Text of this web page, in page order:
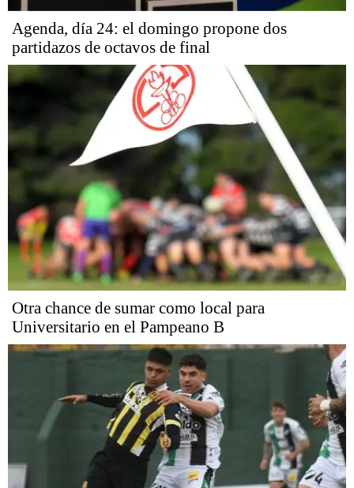
Agenda, día 24: el domingo propone dos
partidazos de octavos de final
Otra chance de sumar como local para
Universitario en el Pampeano B